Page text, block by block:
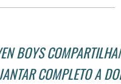
no no
BOYS
COMPLETO A